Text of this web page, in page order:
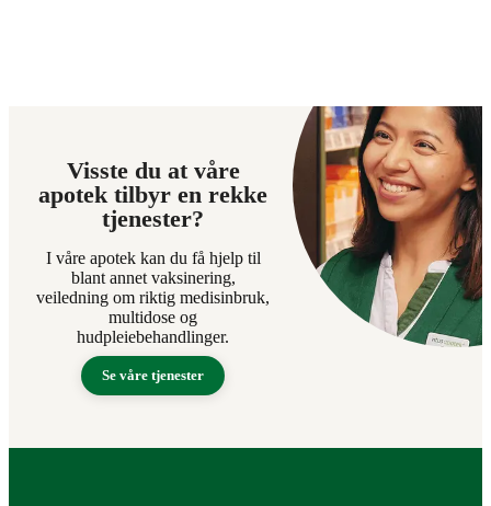
Visste du at våre
apotek tilbyr en rekke
tjenester?
I våre apotek kan du få hjelp til
blant annet vaksinering,
veiledning om riktig medisinbruk,
multidose og
hudpleiebehandlinger.
Se våre tjenester